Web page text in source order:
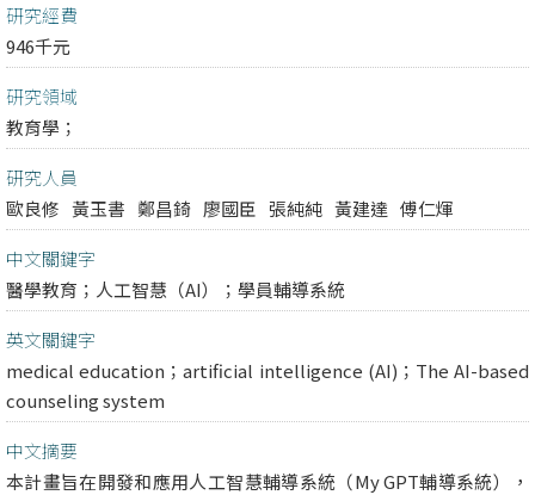
研究經費
946千元
研究領域
教育學；
研究人員
歐良修 黃玉書 鄭昌錡 廖國臣 張純純 黃建達 傅仁煇
中文關鍵字
醫學教育；人工智慧（AI）；學員輔導系統
英文關鍵字
medical education；artificial intelligence (AI)；The AI-based
counseling system
中文摘要
本計畫旨在開發和應用人工智慧輔導系統（My GPT輔導系統），